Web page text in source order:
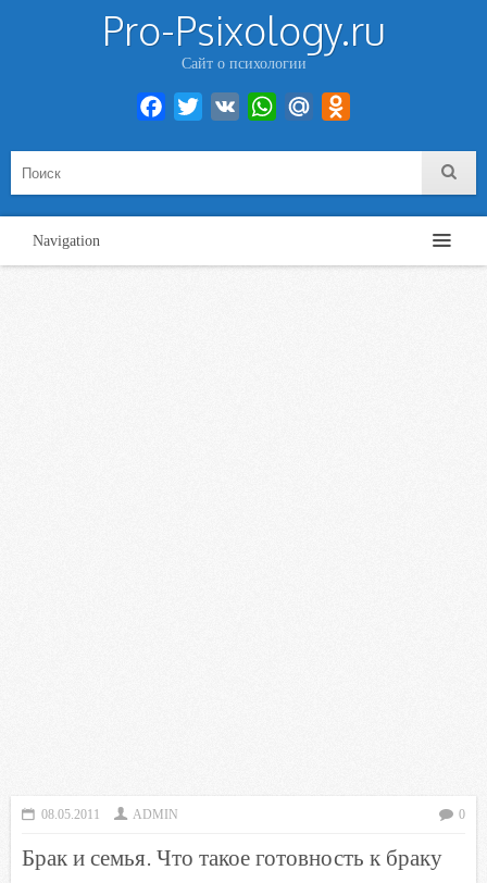
Pro-Psixology.ru
Сайт о психологии
Facebook
Twitter VK WhatsAppMail.Ru
Navigation
08.05.2011 ADMIN 0
Брак и семья. Что такое готовность к браку